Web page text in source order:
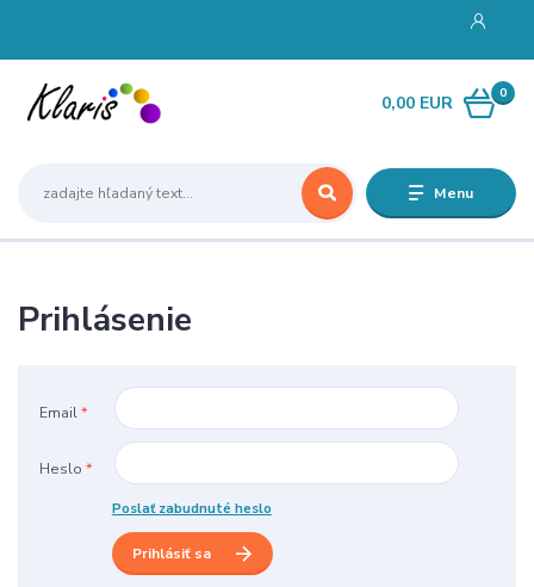
Menu
0
0,00 EUR
Prihlásenie
Email*
Heslo *
Poslať zabudnuté heslo
Prihlásiť sa